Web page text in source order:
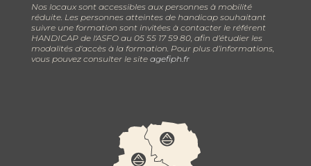
Nos locaux sont accessibles aux personnes à mobilité
réduite. Les personnes atteintes de handicap souhaitant
suivre une formation sont invitées à contacter le référent
HANDICAP de l'ASFO au 05 55 17 59 80, afin d’étudier les
modalités d'accès à la formation. Pour plus d’informations,
vous pouvez consulter le site agefiph.fr